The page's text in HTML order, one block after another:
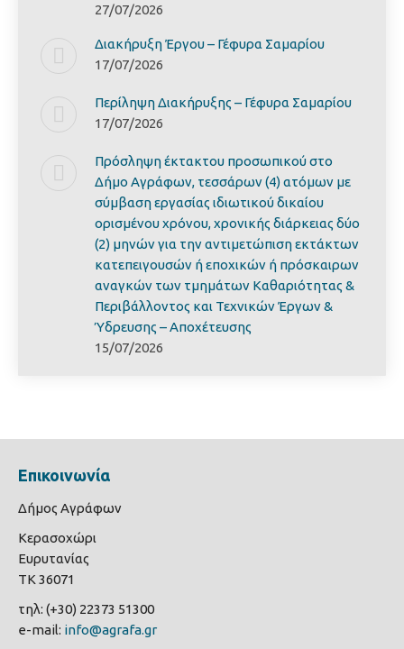
27/07/2026
Διακήρυξη Έργoυ – Γέφυρα Σαμαρίoυ
17/07/2026
Περίληψη Διακήρυξης – Γέφυρα Σαμαρίoυ
17/07/2026
Πρόσληψη έκτακτου προσωπικού στο
Δήμο Αγράφων, τεσσάρων (4) ατόμων με
σύμβαση εργασίας ιδιωτικού δικαίου
ορισμένου χρόνου, χρονικής διάρκειας δύο
(2) μηνών για την αντιμετώπιση εκτάκτων
κατεπειγουσών ή εποχικών ή πρόσκαιρων
αναγκών των τμημάτων Καθαριότητας &
Περιβάλλοντος και Τεχνικών Έργων &
Ύδρευσης – Αποχέτευσης
15/07/2026
Επικοινωνία
Δήμος Αγράφων
Κερασοχώρι
Ευρυτανίας
ΤΚ 36071
τηλ: (+30) 22373 51300
e-mail: info@agrafa.gr